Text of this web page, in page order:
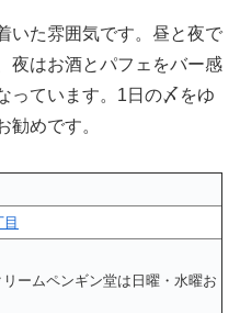
いた雰囲気です。昼と夜で
夜はお酒とパフェをバー感
っています。1日の〆をゆ
勧めです。
ームペンギン堂は日曜・水曜お